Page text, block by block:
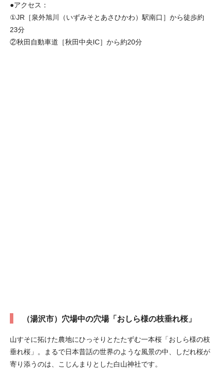
●アクセス：
①JR［泉外旭川（いずみそとあさひかわ）駅南口］から徒歩約
23分
②秋田自動車道［秋田中央IC］から約20分
（湯沢市）穴場中の穴場「おしら様の枝垂れ桜」
山すそに拓けた農地にひっそりとたたずむ一本桜「おしら様の枝
垂れ桜」。まるで日本昔話の世界のような風景の中、しだれ桜が
寄り添うのは、こじんまりとした白山神社です。